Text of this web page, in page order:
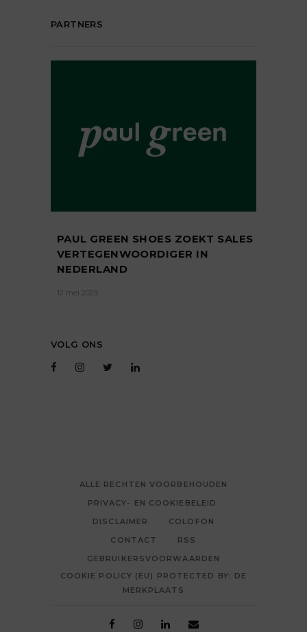
PARTNERS
PAUL GREEN SHOES ZOEKT SALES
VERTEGENWOORDIGER IN
NEDERLAND
12 mei 2025
VOLG ONS
ALLE RECHTEN VOORBEHOUDEN
PRIVACY- EN COOKIEBELEID
DISCLAIMER
COLOFON
CONTACT
RSS
GEBRUIKERSVOORWAARDEN
COOKIE POLICY (EU) PROTECTED BY: DE
MERKPLAATS